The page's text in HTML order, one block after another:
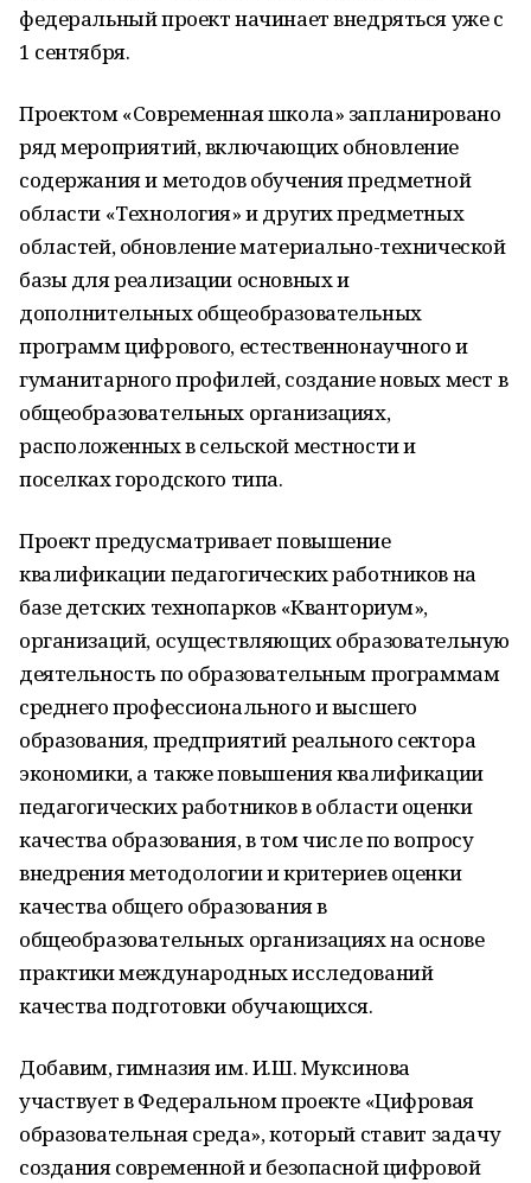
федеральный проект начинает внедряться уже с
1 сентября.
Проектом «Современная школа» запланировано
ряд мероприятий, включающих обновление
содержания и методов обучения предметной
области «Технология» и других предметных
областей, обновление материально-технической
базы для реализации основных и
дополнительных общеобразовательных
программ цифрового, естественнонаучного и
гуманитарного профилей, создание новых мест в
общеобразовательных организациях,
расположенных в сельской местности и
поселках городского типа.
Проект предусматривает повышение
квалификации педагогических работников на
базе детских технопарков «Кванториум»,
организаций, осуществляющих образовательную
деятельность по образовательным программам
среднего профессионального и высшего
образования, предприятий реального сектора
экономики, а также повышения квалификации
педагогических работников в области оценки
качества образования, в том числе по вопросу
внедрения методологии и критериев оценки
качества общего образования в
общеобразовательных организациях на основе
практики международных исследований
качества подготовки обучающихся.
Добавим, гимназия им. И.Ш. Муксинова
участвует в Федеральном проекте «Цифровая
образовательная среда», который ставит задачу
создания современной и безопасной цифровой